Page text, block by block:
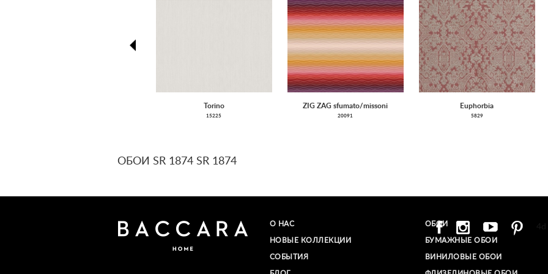
Torino
15225
ZIG ZAG sfumato/missoni
20091
Euphorbia
5829
ОБОИ SR 1874 SR 1874
О НАС
НОВЫЕ КОЛЛЕКЦИИ
СОБЫТИЯ
ОБОИ
БУМАЖНЫЕ ОБОИ
ВИНИЛОВЫЕ ОБОИ​